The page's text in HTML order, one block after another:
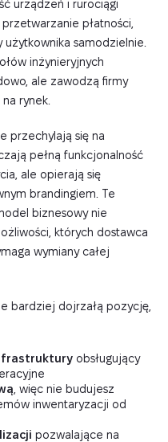
urządzeń i rurociągi
płatności,
samodzielnie.
inżynieryjnych
ale zawodzą firmy
rynek.
przechylają się na
pełną funkcjonalność
ale opierają się
brandingiem. Te
biznesowy nie
których dostawca
wymiany całej
bardziej dojrzałą pozycję,
obsługujący
, więc nie budujesz
inwentaryzacji od
pozwalające na